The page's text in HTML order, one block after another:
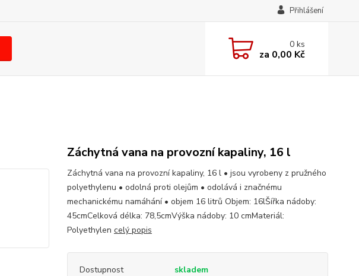
Přihlášení
0ks
za 0,00 Kč
Záchytná vana na provozní kapaliny, 16 l
Záchytná vana na provozní kapaliny, 16 l • jsou vyrobeny z pružného
polyethylenu • odolná proti olejům • odolává i značnému
mechanickému namáhání • objem 16 litrů Objem: 16lŠířka nádoby:
45cmCelková délka: 78,5cmVýška nádoby: 10 cmMateriál:
Polyethylen celý popis
Dostupnost skladem